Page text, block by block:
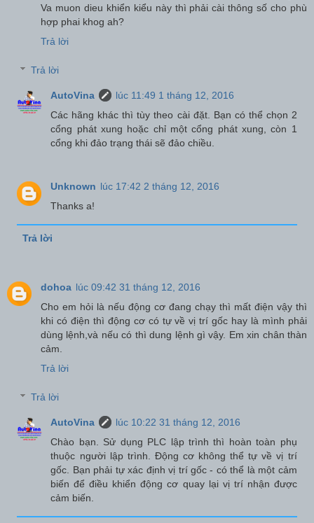
Va muon dieu khiển kiểu này thì phải cài thông số cho phù
hợp phai khog ah?
Trả lời
Trả lời
AutoVina
lúc 11:49 1 tháng 12, 2016
Các hãng khác thì tùy theo cài đặt. Bạn có thể chọn 2
cổng phát xung hoặc chỉ một cổng phát xung, còn 1
cổng khi đảo trạng thái sẽ đảo chiều.
Unknown lúc 17:42 2 tháng 12, 2016
Thanks a!
Trả lời
dohoa lúc 09:42 31 tháng 12, 2016
Cho em hỏi là nếu động cơ đang chạy thì mất điện vậy thì
khi có điện thì động cơ có tự về vị trí gốc hay là mình phải
dùng lệnh,và nếu có thì dung lệnh gì vậy. Em xin chân thàn
cảm.
Trả lời
Trả lời
AutoVina
lúc 10:22 31 tháng 12, 2016
Chào bạn. Sử dụng PLC lập trình thì hoàn toàn phụ
thuộc người lập trình. Động cơ không thể tự về vị trí
gốc. Bạn phải tự xác định vị trí gốc - có thể là một cảm
biến để điều khiển động cơ quay lại vị trí nhận được
cảm biến.